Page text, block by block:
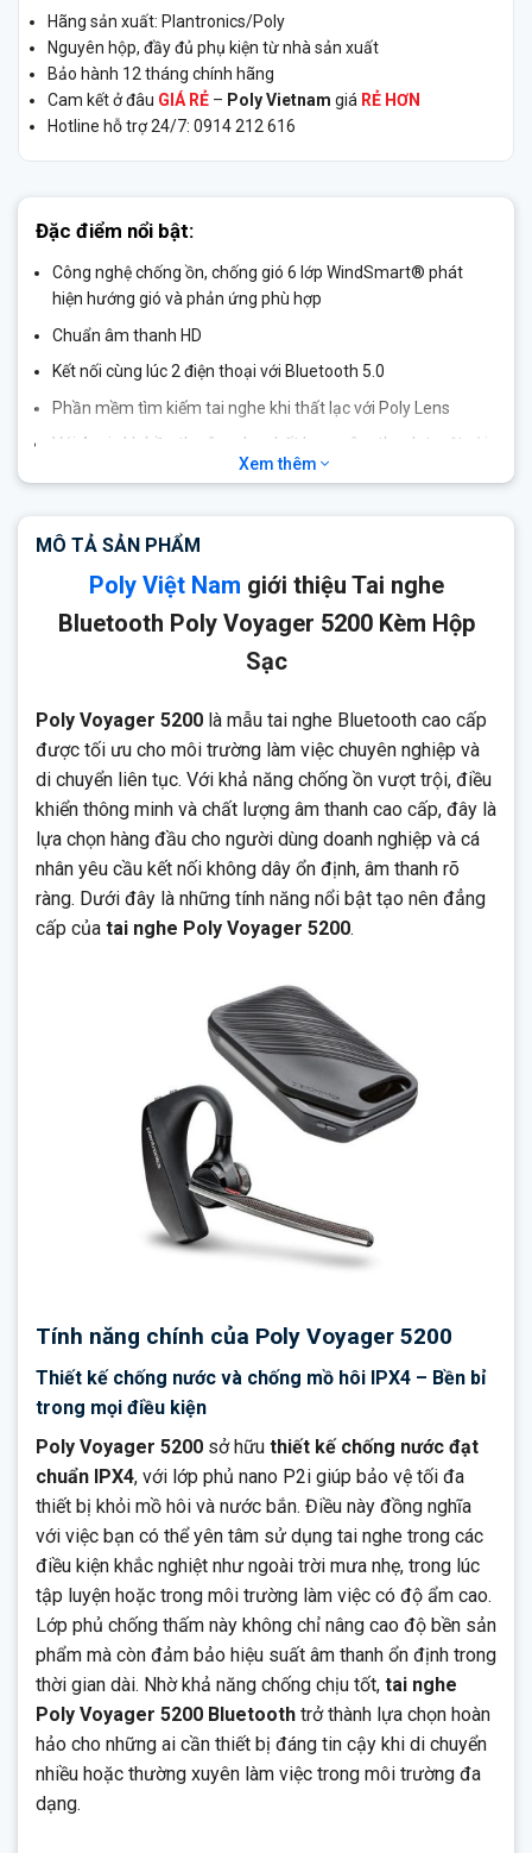
Hãng sản xuất: Plantronics/Poly
Nguyên hộp, đầy đủ phụ kiện từ nhà sản xuất
Bảo hành 12 tháng chính hãng
Cam kết ở đâu GIÁ RẺ – Poly Vietnam giá RẺ HƠN
Hotline hỗ trợ 24/7: 0914 212 616
Đặc điểm nổi bật:
Công nghệ chống ồn, chống gió 6 lớp WindSmart® phát
hiện hướng gió và phản ứng phù hợp
Chuẩn âm thanh HD
Kết nối cùng lúc 2 điện thoại với Bluetooth 5.0
Phần mềm tìm kiếm tai nghe khi thất lạc với Poly Lens
Với 4 mic khử ồn thu âm cho chất lượng âm thanh tuyệt vời
hiện khi tai nghe được đeo hoặc tháo ra, cho phép trả lời
cuộc gọi, phát/tạm dừng nhạc và tắt/mở micro một cách tự
Ra lệnh bằng giọng “Answer” hay “Ignore” nói khi muốn đàm
nay 30 m
Lớp phủ nano P2i và tiêu chuẩn chống nước IPX4 giúp tai
nghe có khả năng chống mồ hôi và nước bắn
Xem thêm
MÔ TẢ SẢN PHẨM
Poly Việt Nam giới thiệu Tai nghe
Bluetooth Poly Voyager 5200 Kèm Hộp
Sạc
Poly Voyager 5200 là mẫu tai nghe Bluetooth cao cấp
được tối ưu cho môi trường làm việc chuyên nghiệp và
di chuyển liên tục. Với khả năng chống ồn vượt trội, điều
khiển thông minh và chất lượng âm thanh cao cấp, đây là
lựa chọn hàng đầu cho người dùng doanh nghiệp và cá
nhân yêu cầu kết nối không dây ổn định, âm thanh rõ
ràng. Dưới đây là những tính năng nổi bật tạo nên đẳng
cấp của tai nghe Poly Voyager 5200.
Tính năng chính của Poly Voyager 5200
Thiết kế chống nước và chống mồ hôi IPX4 – Bền bỉ
trong mọi điều kiện
Poly Voyager 5200 sở hữu thiết kế chống nước đạt
chuẩn IPX4, với lớp phủ nano P2i giúp bảo vệ tối đa
thiết bị khỏi mồ hôi và nước bắn. Điều này đồng nghĩa
với việc bạn có thể yên tâm sử dụng tai nghe trong các
điều kiện khắc nghiệt như ngoài trời mưa nhẹ, trong lúc
tập luyện hoặc trong môi trường làm việc có độ ẩm cao.
Lớp phủ chống thấm này không chỉ nâng cao độ bền sản
phẩm mà còn đảm bảo hiệu suất âm thanh ổn định trong
thời gian dài. Nhờ khả năng chống chịu tốt, tai nghe
Poly Voyager 5200 Bluetooth trở thành lựa chọn hoàn
hảo cho những ai cần thiết bị đáng tin cậy khi di chuyển
nhiều hoặc thường xuyên làm việc trong môi trường đa
dạng.